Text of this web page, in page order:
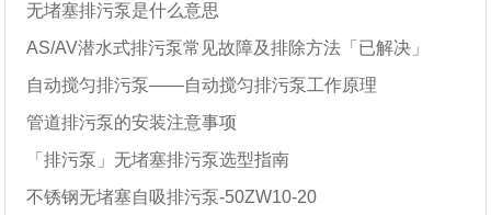
无堵塞排污泵是什么意思
AS/AV潜水式排污泵常见故障及排除方法「已解决」
自动搅匀排污泵——自动搅匀排污泵工作原理
管道排污泵的安装注意事项
「排污泵」无堵塞排污泵选型指南
不锈钢无堵塞自吸排污泵-50ZW10-20